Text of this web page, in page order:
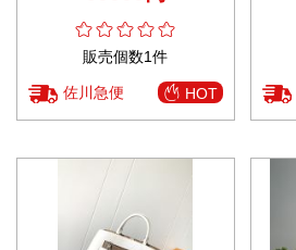
販売個数1件
佐川急便 HOT